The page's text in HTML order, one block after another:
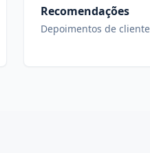
Recomendações
Depoimentos de